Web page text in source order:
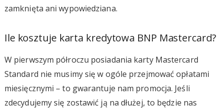
zamknięta ani wypowiedziana.
Ile kosztuje karta kredytowa BNP Mastercard?
W pierwszym półroczu posiadania karty Mastercard
Standard nie musimy się w ogóle przejmować opłatami
miesięcznymi – to gwarantuje nam promocja. Jeśli
zdecydujemy się zostawić ją na dłużej, to będzie nas